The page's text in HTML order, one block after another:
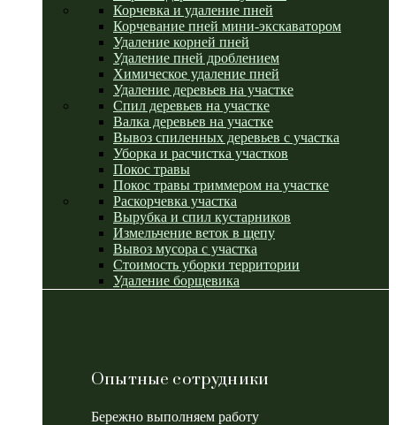
Корчевка и удаление пней
Корчевание пней мини-экскаватором
Удаление корней пней
Удаление пней дроблением
Химическое удаление пней
Удаление деревьев на участке
Спил деревьев на участке
Валка деревьев на участке
Вывоз спиленных деревьев с участка
Уборка и расчистка участков
Покос травы
Покос травы триммером на участке
Раскорчевка участка
Вырубка и спил кустарников
Измельчение веток в щепу
Вывоз мусора с участка
Стоимость уборки территории
Удаление борщевика
Опытные сотрудники
Бережно выполняем работу